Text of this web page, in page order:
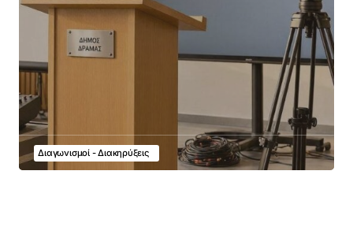
Διαγωνισμοί - Διακηρύξεις